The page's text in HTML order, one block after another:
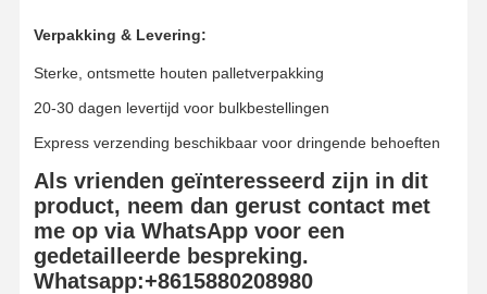
Graafwerktuigwapen
Druk op de spoorpen
Verpakking & Levering:
Sterke, ontsmette houten palletverpakking
20-30 dagen levertijd voor bulkbestellingen
Express verzending beschikbaar voor dringende behoeften
Als vrienden geïnteresseerd zijn in dit
product, neem dan gerust contact met
me op via WhatsApp voor een
gedetailleerde bespreking.
Whatsapp:+8615880208980